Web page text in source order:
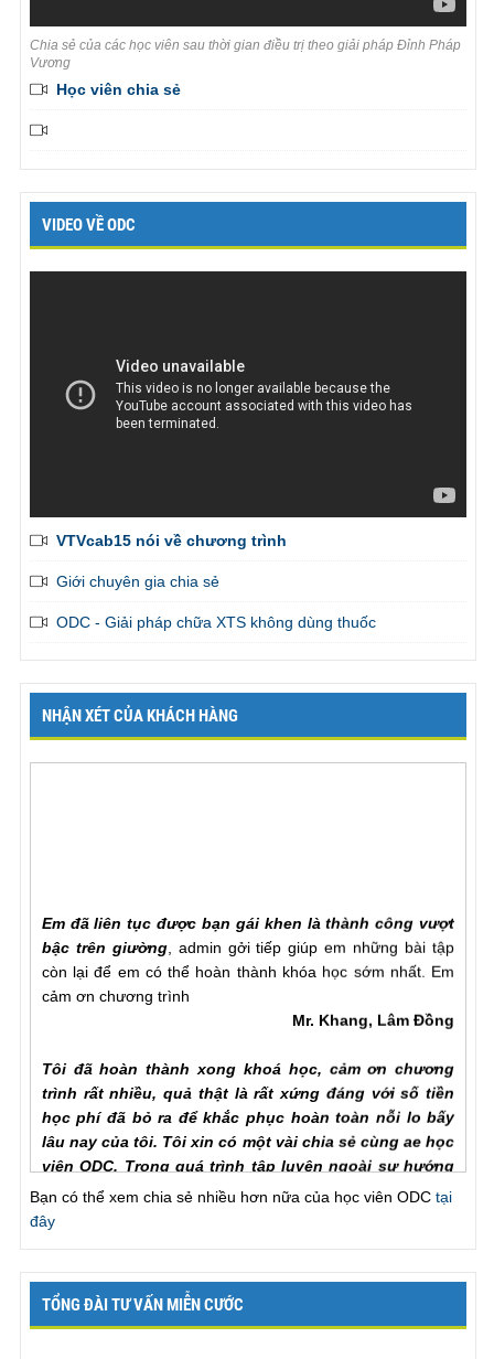
Chia sẻ của các học viên sau thời gian điều trị theo giải pháp Đỉnh Pháp
Vương
Học viên chia sẻ
VIDEO VỀ ODC
VTVcab15 nói về chương trình
Giới chuyên gia chia sẻ
ODC - Giải pháp chữa XTS không dùng thuốc
NHẬN XÉT CỦA KHÁCH HÀNG
bậc trên giường, admin gởi tiếp giúp em những bài tập
còn lại để em có thể hoàn thành khóa học sớm nhất. Em
cảm ơn chương trình
trình rất nhiều, quả thật là rất xứng đáng với số tiền
học phí đã bỏ ra để khắc phục hoàn toàn nỗi lo bấy
lâu nay của tôi. Tôi xin có một vài chia sẻ cùng ae học
viên ODC. Trong quá trình tập luyện ngoài sự hướng
dẫn của hlv cần hơn hết là sự chia sẻ của ae học viên
với nhau để hiểu rõ từng vấn đề của phương pháp.
Trước khi đến với ODC tình trạng của tôi rất tệ, qh chỉ
sẻ với chuong trinh, tôi đã chăm chỉ làm lại từ đầu và
Bạn có thể xem chia sẻ nhiều hơn nữa của học viên ODC tại
đây
TỔNG ĐÀI TƯ VẤN MIỄN CƯỚC